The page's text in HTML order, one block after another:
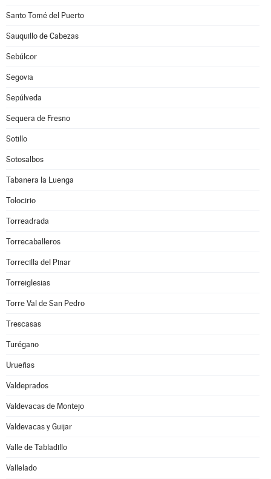
Santo Tomé del Puerto
Sauquillo de Cabezas
Sebúlcor
Segovia
Sepúlveda
Sequera de Fresno
Sotillo
Sotosalbos
Tabanera la Luenga
Tolocirio
Torreadrada
Torrecaballeros
Torrecilla del Pinar
Torreiglesias
Torre Val de San Pedro
Trescasas
Turégano
Urueñas
Valdeprados
Valdevacas de Montejo
Valdevacas y Guijar
Valle de Tabladillo
Vallelado